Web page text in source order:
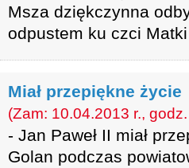
Msza dziękczynna
odpustem ku czci
Miał przepiękne życie
(Zam: 10.04.2013 r.,
- Jan Paweł II miał
Golan podczas